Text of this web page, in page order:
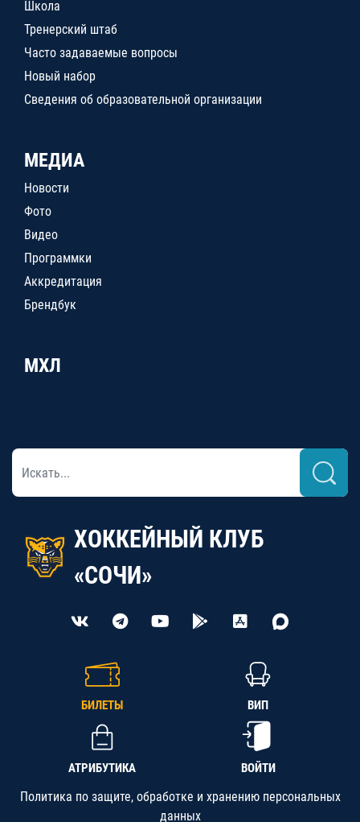
Школа
Тренерский штаб
Часто задаваемые вопросы
Новый набор
Сведения об образовательной организации
МЕДИА
Новости
Фото
Видео
Программки
Аккредитация
Брендбук
МХЛ
ХОККЕЙНЫЙ КЛУБ
«СОЧИ»
БИЛЕТЫ ВИП
АТРИБУТИКА ВОЙТИ
Политика по защите, обработке и хранению персональных
данных